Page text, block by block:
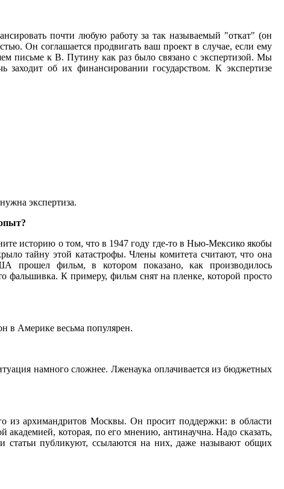
почти любую работу за так называемый "откат" (он
Он соглашается продвигать ваш проект в случае, если ему
письме к В. Путину как раз было связано с экспертизой. Мы
заходит об их финансировании государством. К экспертизе
экспертиза.
историю о том, что в 1947 году где-то в Нью-Мексико якобы
тайну этой катастрофы. Члены комитета считают, что она
прошел фильм, в котором показано, как производилось
фальшивка. К примеру, фильм снят на пленке, которой просто
в Америке весьма популярен.
намного сложнее. Лженаука оплачивается из бюджетных
из архимандритов Москвы. Он просит поддержки: в области
которая, по его мнению, антинаучна. Надо сказать,
публикуют, ссылаются на них, даже называют общих